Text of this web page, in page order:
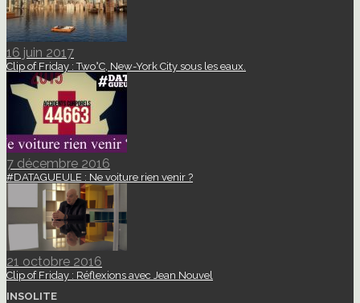
16 juin 2017
Clip of Friday : Two°C, New-York City sous les eaux.
7 décembre 2016
#DATAGUEULE : Ne voiture rien venir ?
21 octobre 2016
Clip of Friday : Réflexions avec Jean Nouvel
INSOLITE